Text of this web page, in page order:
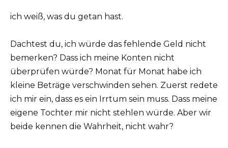
ich weiß, was du getan hast.
Dachtest du, ich würde das fehlende Geld nicht
bemerken? Dass ich meine Konten nicht
überprüfen würde? Monat für Monat habe ich
kleine Beträge verschwinden sehen. Zuerst redete
ich mir ein, dass es ein Irrtum sein muss. Dass meine
eigene Tochter mir nicht stehlen würde. Aber wir
beide kennen die Wahrheit, nicht wahr?